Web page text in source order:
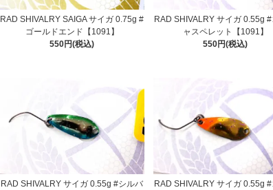
RAD SHIVALRY SAIGA サイガ 0.75g #
ゴールドエンド【1091】
550円(税込)
RAD SHIVALRY サイガ 0.55g #
ャスペレット【1091】
550円(税込)
RAD SHIVALRY サイガ 0.55g #シルバ
RAD SHIVALRY サイガ 0.55g